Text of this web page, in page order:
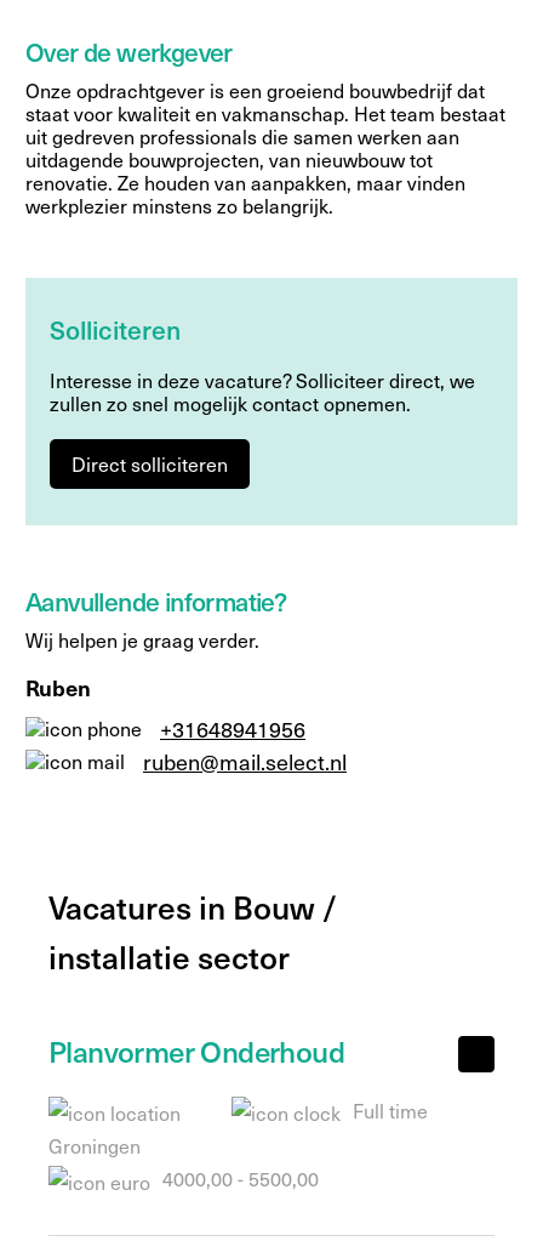
Over de werkgever
Onze opdrachtgever is een groeiend bouwbedrijf dat
staat voor kwaliteit en vakmanschap. Het team bestaat
uit gedreven professionals die samen werken aan
uitdagende bouwprojecten, van nieuwbouw tot
renovatie. Ze houden van aanpakken, maar vinden
werkplezier minstens zo belangrijk.
Solliciteren
Interesse in deze vacature? Solliciteer direct, we
zullen zo snel mogelijk contact opnemen.
Direct solliciteren
Aanvullende informatie?
Wij helpen je graag verder.
Ruben
+31648941956
ruben@mail.select.nl
Vacatures in Bouw /
installatie sector
Planvormer Onderhoud
Groningen
Full time
4000,00 - 5500,00